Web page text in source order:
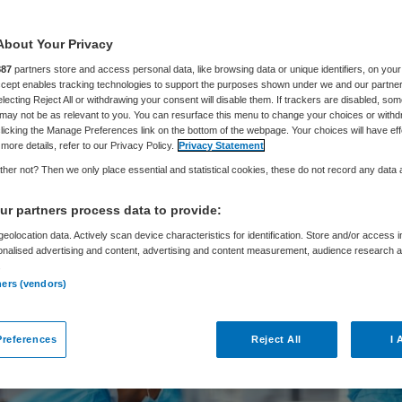
Frits Baltesen 10 oktober 2024,15:55 2121 keer gelezen
Fleur Agema heeft er begrip voor dat
de SEH en IC in Heerlen per 2030 sluit. Ze heeft
dat Zuyderland in de tekeningen voor de
voor een SEH en een IC, mocht er tegen
zorgpersoneel zijn.
Your Privacy
partners store and access personal data, like browsing data or unique identifiers, on your
enables tracking technologies to support the purposes shown under we and our
Reject All or withdrawing your consent will disable them. If trackers are disabled,
not be as relevant to you. You can resurface this menu to change your choices or
the Manage Preferences link on the bottom of the webpage. Your choices will have
details, refer to our Privacy Policy. Privacy Statement
not? Then we only place essential and statistical cookies, these do not record any data
partners process data to provide:
data. Actively scan device characteristics for identification. Store and/or access
advertising and content, advertising and content measurement, audience research
(vendors)
Reject All I